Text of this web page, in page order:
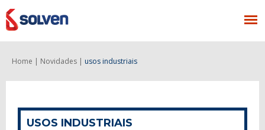
Home | Novidades | usos industriais
USOS INDUSTRIAIS